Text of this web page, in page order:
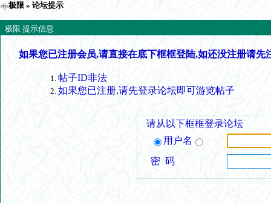
极限 » 论坛提示
极限 提示信息
如果您已注册会员,请直接在底下框框登陆,如还没注册请先
帖子ID非法
如果您已注册,请先登录论坛即可游览帖子
请从以下框框登录论坛
用户名
密 码